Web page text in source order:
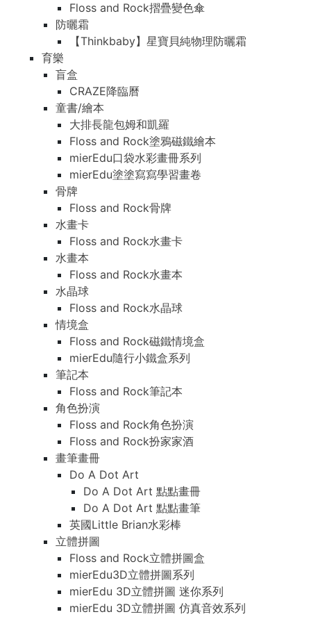
Floss and Rock摺疊變色傘
防曬霜
【Thinkbaby】星寶貝純物理防曬霜
育樂
盲盒
CRAZE降臨曆
童書/繪本
大排長龍包姆和凱羅
Floss and Rock塗鴉磁鐵繪本
mierEdu口袋水彩畫冊系列
mierEdu塗塗寫寫學習畫卷
骨牌
Floss and Rock骨牌
水畫卡
Floss and Rock水畫卡
水畫本
Floss and Rock水畫本
水晶球
Floss and Rock水晶球
情境盒
Floss and Rock磁鐵情境盒
mierEdu隨行小鐵盒系列
筆記本
Floss and Rock筆記本
角色扮演
Floss and Rock角色扮演
Floss and Rock扮家家酒
畫筆畫冊
Do A Dot Art
Do A Dot Art 點點畫冊
Do A Dot Art 點點畫筆
英國Little Brian水彩棒
立體拼圖
Floss and Rock立體拼圖盒
mierEdu3D立體拼圖系列
mierEdu 3D立體拼圖 迷你系列
mierEdu 3D立體拼圖 仿真音效系列